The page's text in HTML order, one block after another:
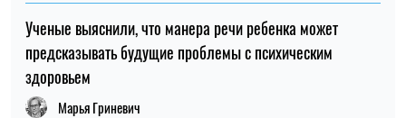
Ученые выяснили, что манера речи ребенка может
предсказывать будущие проблемы с психическим
здоровьем
Марья Гриневич